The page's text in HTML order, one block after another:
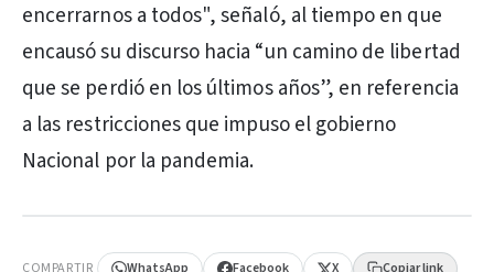
encerrarnos a todos", señaló, al tiempo en que
encausó su discurso hacia “un camino de libertad
que se perdió en los últimos años”, en referencia
a las restricciones que impuso el gobierno
Nacional por la pandemia.
COMPARTIR WhatsApp Facebook X Copiar link